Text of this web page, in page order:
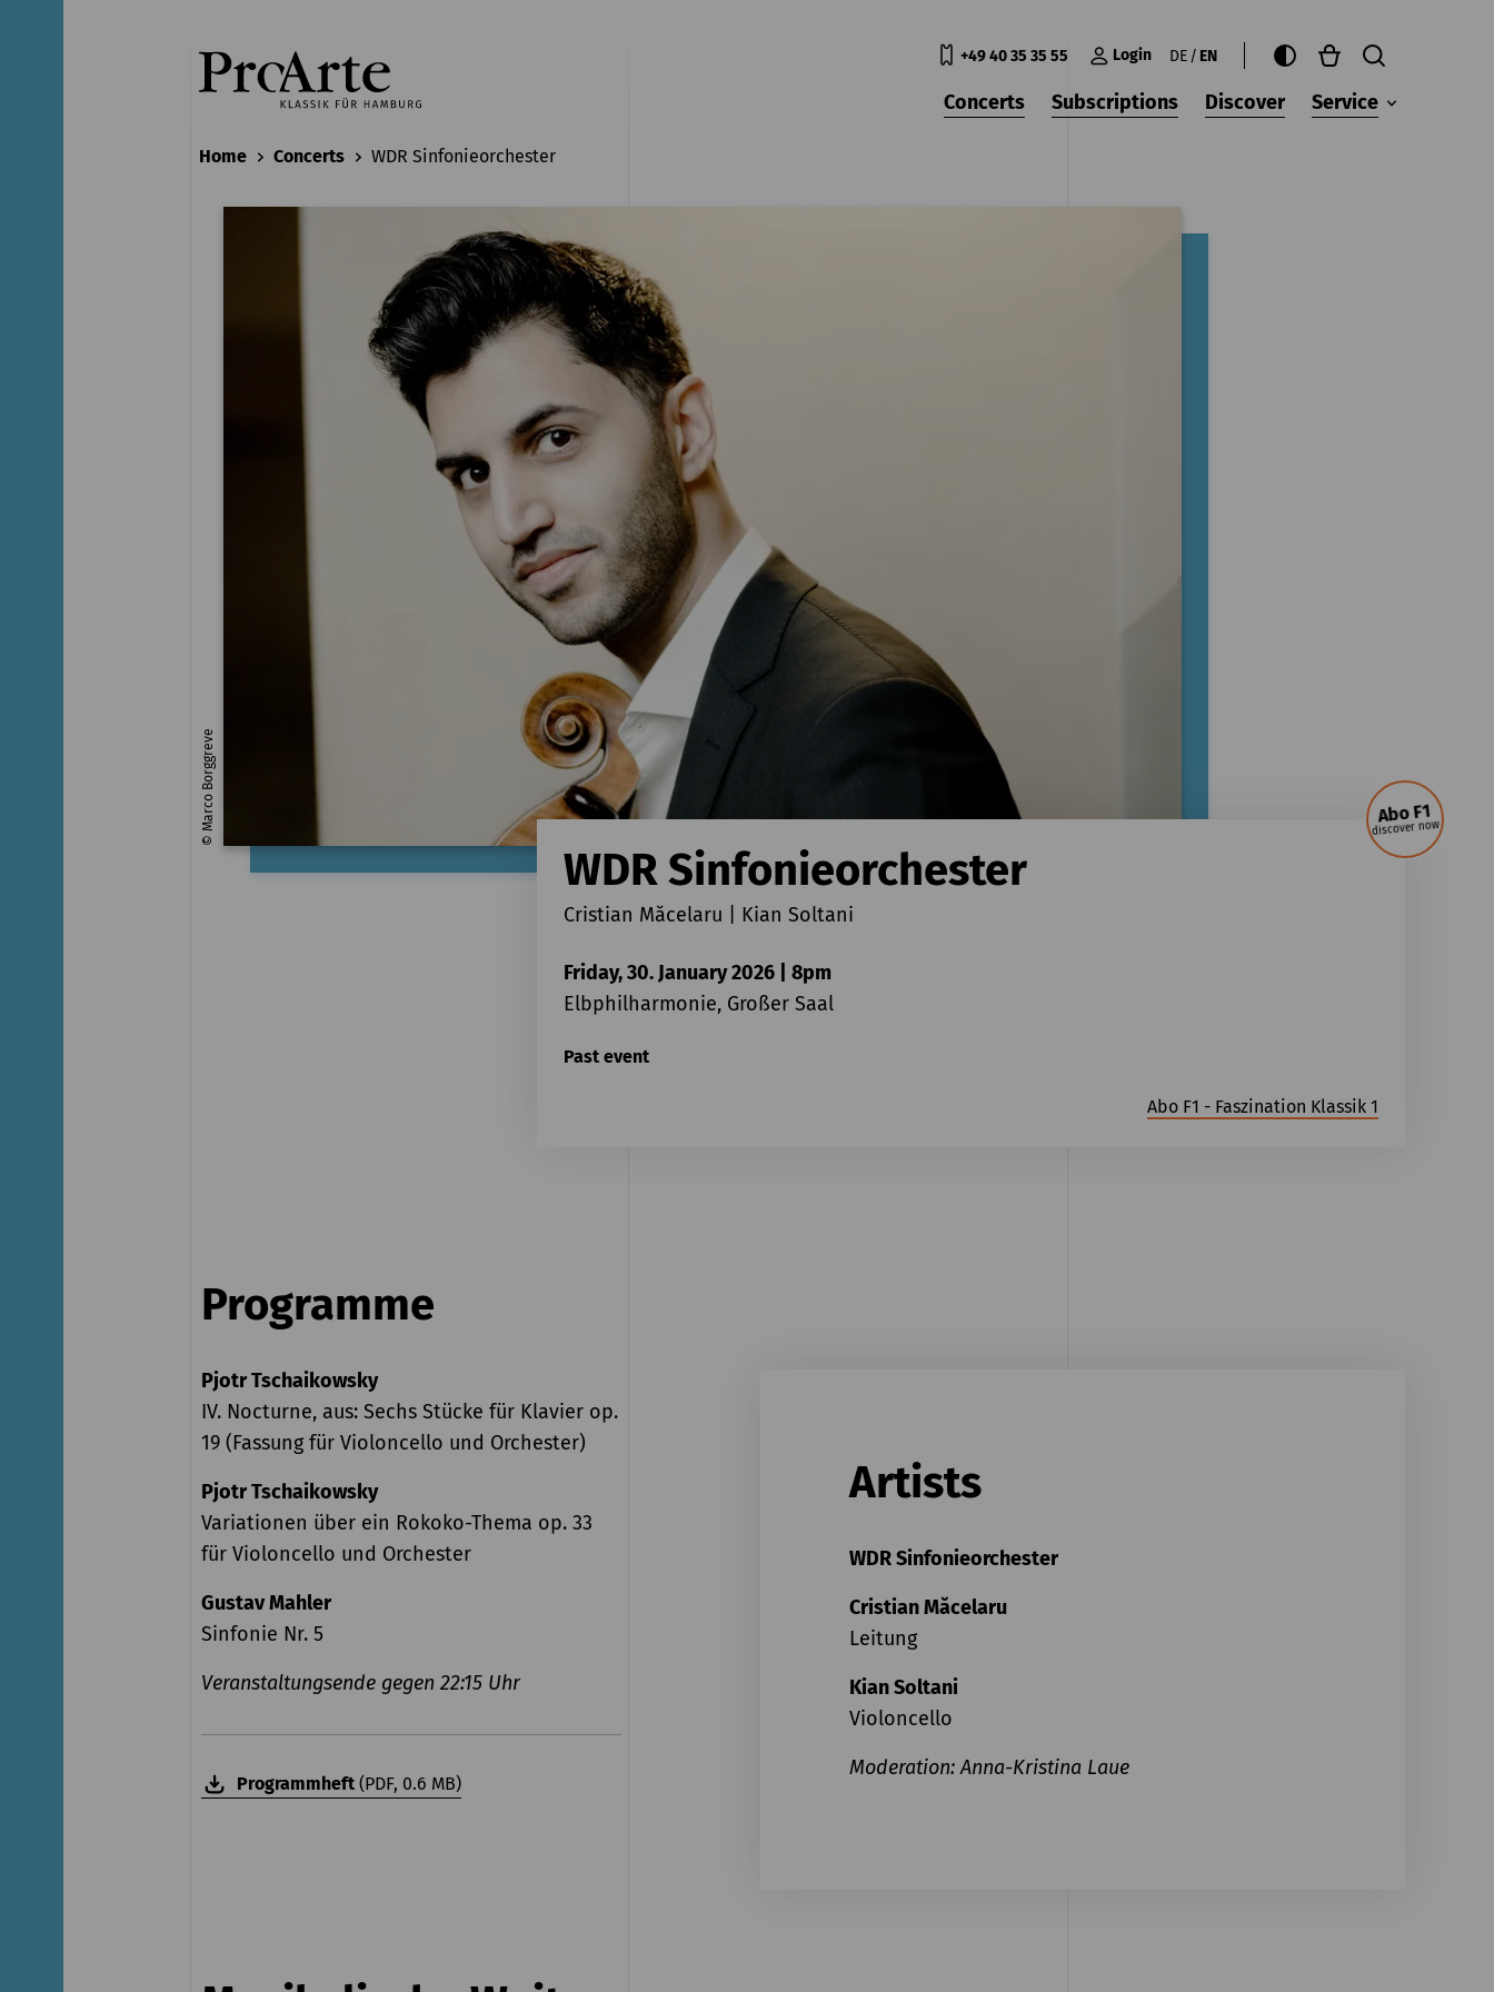
+49 40 35 35 55 Login DE EN
Concerts Subscriptions Discover Service
Home Concerts WDR Sinfonieorchester
© Marco Borggreve Abo F1
discover now
WDR Sinfonieorchester
Cristian Măcelaru | Kian Soltani
Friday, 30. January 2026 | 8pm
Elbphilharmonie, Großer Saal
Past event
Abo F1 - Faszination Klassik 1
Programme
Pjotr Tschaikowsky
IV. Nocturne, aus: Sechs Stücke für Klavier op.
19 (Fassung für Violoncello und Orchester)
Pjotr Tschaikowsky
Variationen über ein Rokoko-Thema op. 33
für Violoncello und Orchester
Gustav Mahler
Sinfonie Nr. 5
Veranstaltungsende gegen 22:15 Uhr
Programmheft(PDF, 0.6 MB)
Artists
WDR Sinfonieorchester
Cristian Măcelaru
Leitung
Kian Soltani
Violoncello
Moderation:Anna-Kristina Laue